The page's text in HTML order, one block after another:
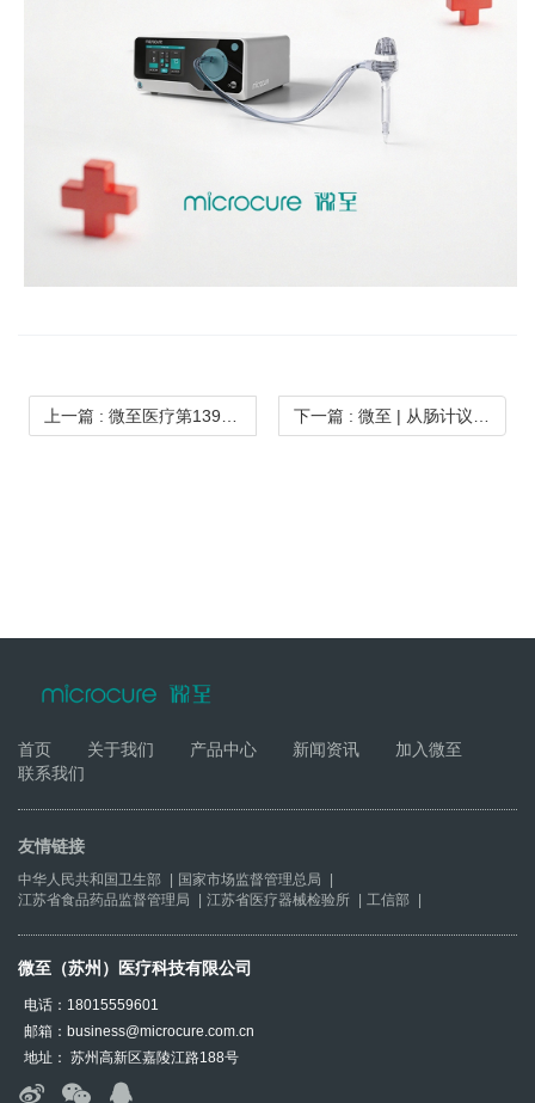
上一篇 : 微至医疗第139届广交会完美收官 | 智驭微创 链通全球 下一篇 : 微至 | 从肠计议，守护全身健康
首页 关于我们 产品中心 新闻资讯
加入微至
联系我们
友情链接
中华人民共和国卫生部 | 国家市场监督管理总局
|
江苏省食品药品监督管理局
| 江苏省医疗器械检验所 | 工信部 |
微至（苏州）医疗科技有限公司
电话：18015559601
邮箱：business@microcure.com.cn
地址： 苏州高新区嘉陵江路188号